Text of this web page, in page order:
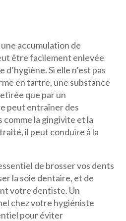
accumulation de
être facilement enlevée
Si elle n’est pas
en tartre, une substance
que par un
peut entraîner des
comme la gingivite et la
il peut conduire à la
de brosser vos dents
la soie dentaire, et de
votre dentiste. Un
chez votre hygiéniste
pour éviter